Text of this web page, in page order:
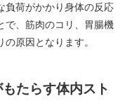
負荷がかかり身体の反応
で、筋肉のコリ、胃腸機
原因となります。
たらす体内スト